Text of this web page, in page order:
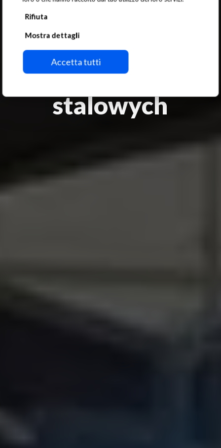
Rifiuta
Mostra dettagli
Accetta tutti
Zastosowania dźwigowe
Magnesy do
podnoszenia
kręgów
stalowych